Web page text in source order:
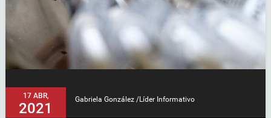
17 ABR,
2021
Gabriela González /Líder Informativo